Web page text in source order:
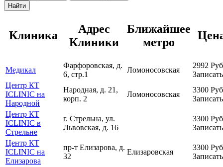
Найти
Клиника
Адрес
Клиники
Ближайшее
метро
Медикал
Фарфоровская, д.
6, стр.1
Ломоносовская
2992
Центр КТ
ICLINIC на
Народной
Народная, д. 21,
корп. 2
Ломоносовская
3300
Центр КТ
ICLINIC в
Стрельне
г. Стрельна, ул.
Львовская, д. 16
3300
Центр КТ
ICLINIC на
Елизарова
пр-т Елизарова, д.
32
Елизаровская
3300